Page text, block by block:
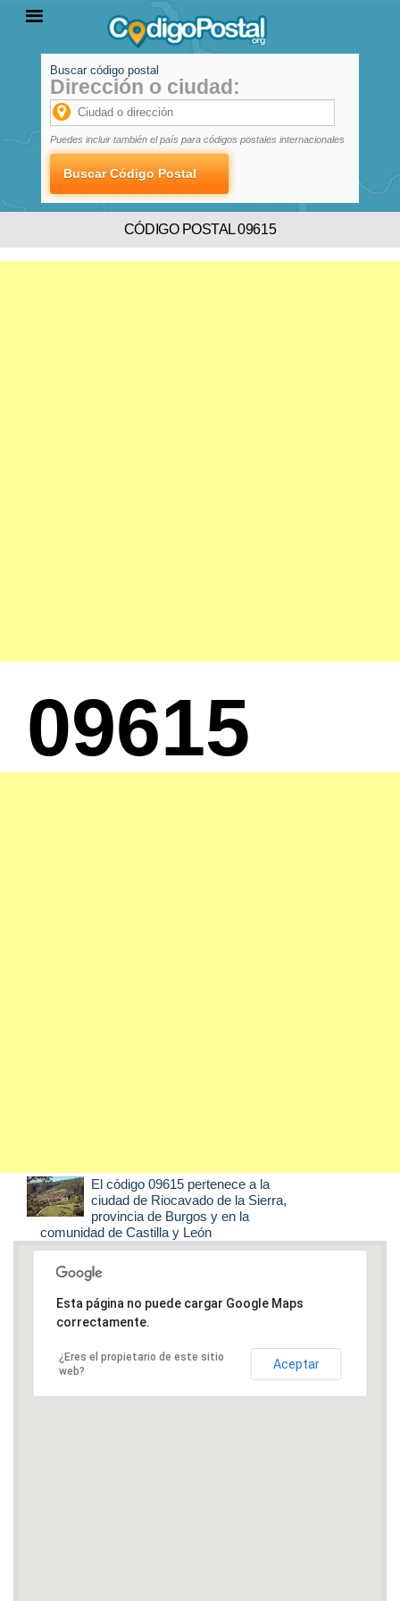
PROVINCIAS
LOCALIDADES
Buscar código postal
Dirección o ciudad:
Puedes incluir también el país para códigos postales internacionales
CÓDIGO POSTAL 09615
09615
El código 09615 pertenece a la
ciudad de Riocavado de la Sierra,
provincia de Burgos y en la
comunidad de Castilla y León
Esta página no puede cargar Google Maps
correctamente.
¿Eres el propietario de este sitio
web?
Aceptar